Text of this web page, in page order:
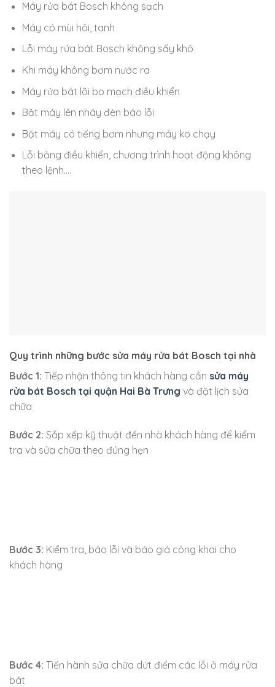
Máy rửa bát Bosch không sạch
Máy có mùi hôi, tanh
Lỗi máy rửa bát Bosch không sấy khô
Khi máy không bơm nước ra
Máy rửa bát lõi bo mạch điều khiển
Bật máy lên nháy đèn báo lỗi
Bật máy có tiếng bơm nhưng máy ko chạy
Lỗi bảng điều khiển, chương trình hoạt động không
theo lệnh….
Quy trình những bước sửa máy rửa bát Bosch tại nhà
Bước 1: Tiếp nhận thông tin khách hàng cần sửa máy
rửa bát Bosch tại quận Hai Bà Trưng và đặt lịch sửa
chữa
Bước 2: Sắp xếp kỹ thuật đến nhà khách hàng để kiểm
tra và sửa chữa theo đúng hẹn
Bước 3: Kiểm tra, báo lỗi và báo giá công khai cho
khách hàng
Bước 4: Tiến hành sửa chữa dứt điểm các lỗi ở máy rửa
bát